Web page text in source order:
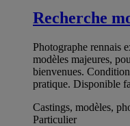
Recherche
Photographe rennais
modèles majeures,
bienvenues.
pratique. Disponible
Castings, modèles,
Particulier